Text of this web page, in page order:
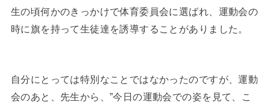
生の頃何かのきっかけで体育委員会に選ばれ、運動会の
時に旗を持って生徒達を誘導することがありました。
自分にとっては特別なことではなかったのですが、運動
会のあと、先生から、”今日の運動会での姿を見て、こ